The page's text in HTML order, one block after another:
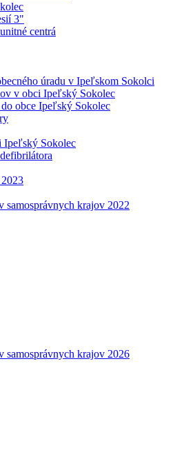
3"
centrá
úradu v Ipeľskom Sokolci
v obci Ipeľský Sokolec
obce Ipeľský Sokolec
Ipeľský Sokolec
krajov 2022
krajov 2026